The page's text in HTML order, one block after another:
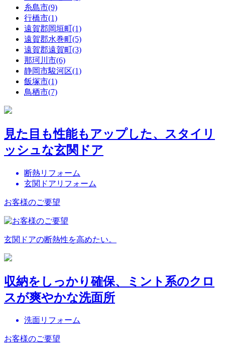
糸島市(9)
行橋市(1)
遠賀郡岡垣町(1)
遠賀郡水巻町(5)
遠賀郡遠賀町(3)
那珂川市(6)
静岡市駿河区(1)
飯塚市(1)
鳥栖市(7)
見た目も性能もアップした、スタイリ
ッシュな玄関ドア
断熱リフォーム
玄関ドアリフォーム
お客様のご要望
玄関ドアの断熱性を高めたい。
収納をしっかり確保、ミント系のクロ
スが爽やかな洗面所
洗面リフォーム
お客様のご要望